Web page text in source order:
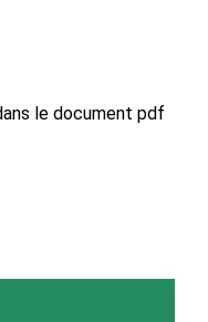
le document pdf